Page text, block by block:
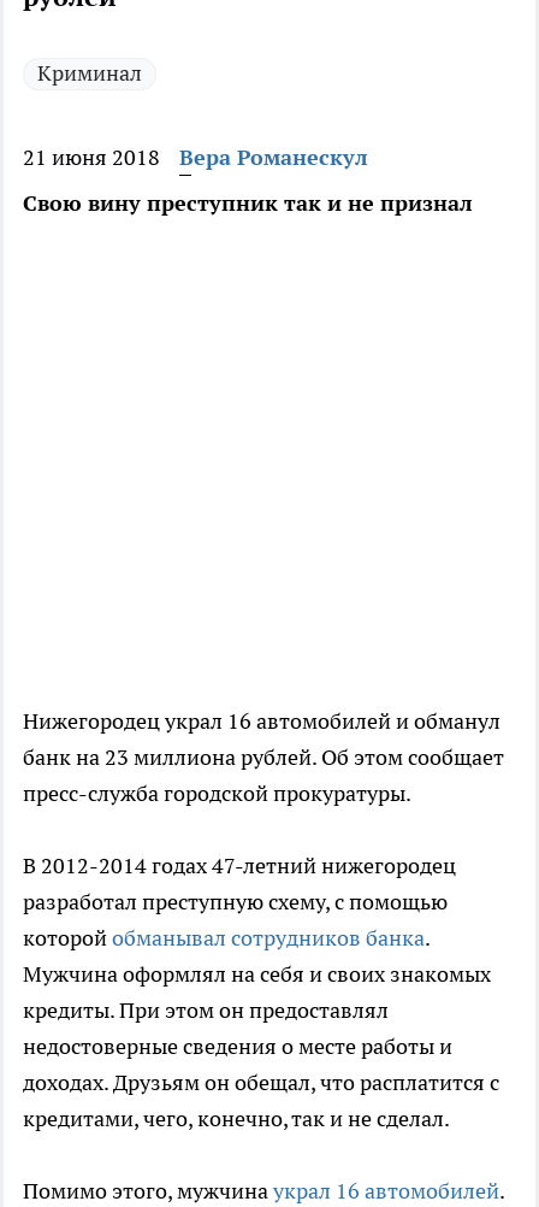
Криминал
21 июня 2018
Вера Романескул
Свою вину преступник так и не признал
Нижегородец украл 16 автомобилей и обманул
банк на 23 миллиона рублей. Об этом сообщает
пресс-служба городской прокуратуры.
В 2012-2014 годах 47-летний нижегородец
разработал преступную схему, с помощью
которойобманывал сотрудников банка.
Мужчина оформлял на себя и своих знакомых
кредиты. При этом он предоставлял
недостоверные сведения о месте работы и
доходах. Друзьям он обещал, что расплатится с
кредитами, чего, конечно, так и не сделал.
Помимо этого, мужчинаукрал 16 автомобилей.